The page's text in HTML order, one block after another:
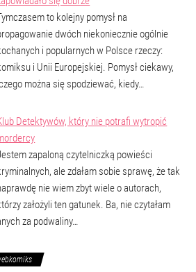
to kolejny pomysł na
dwóch niekoniecznie ogólnie
i popularnych w Polsce rzeczy:
i Unii Europejskiej. Pomysł ciekawy,
można się spodziewać, kiedy…
Detektywów, który nie potrafi wytropić
zapaloną czytelniczką powieści
ale zdałam sobie sprawę, że tak
nie wiem zbyt wiele o autorach,
założyli ten gatunek. Ba, nie czytałam
za podwaliny…